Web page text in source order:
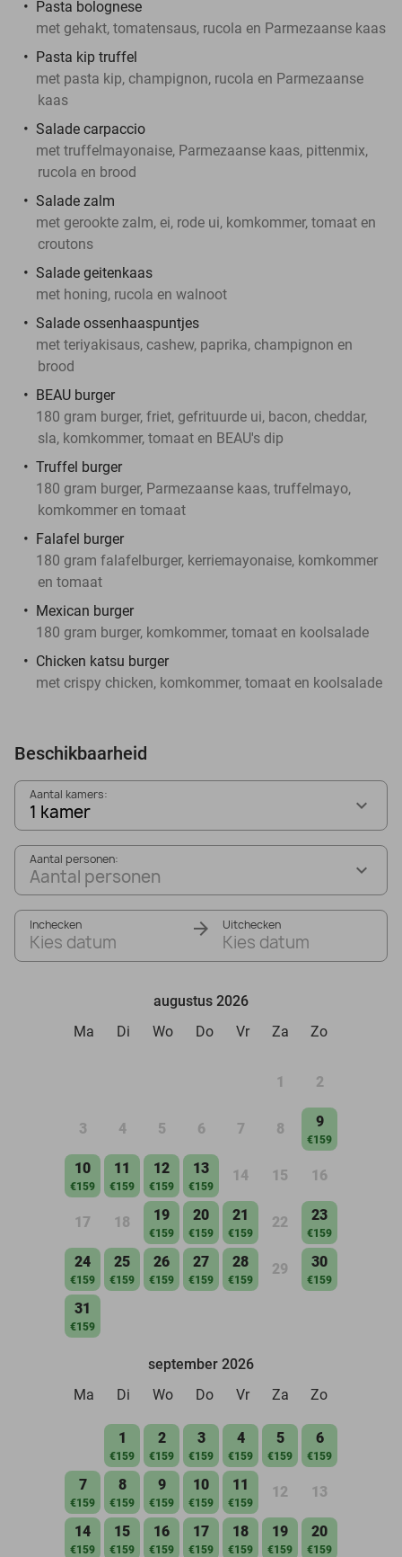
Pasta bolognese
met gehakt, tomatensaus, rucola en Parmezaanse kaas
Pasta kip truffel
met pasta kip, champignon, rucola en Parmezaanse
kaas
Salade carpaccio
met truffelmayonaise, Parmezaanse kaas, pittenmix,
rucola en brood
Salade zalm
met gerookte zalm, ei, rode ui, komkommer, tomaat en
croutons
Salade geitenkaas
met honing, rucola en walnoot
Salade ossenhaaspuntjes
met teriyakisaus, cashew, paprika, champignon en
brood
BEAU burger
180 gram burger, friet, gefrituurde ui, bacon, cheddar,
sla, komkommer, tomaat en BEAU's dip
Truffel burger
180 gram burger, Parmezaanse kaas, truffelmayo,
komkommer en tomaat
Falafel burger
180 gram falafelburger, kerriemayonaise, komkommer
en tomaat
Mexican burger
180 gram burger, komkommer, tomaat en koolsalade
Chicken katsu burger
met crispy chicken, komkommer, tomaat en koolsalade
Beschikbaarheid
Aantal kamers:
1 kamer
Aantal personen:
Aantal personen
Inchecken
Kies datum
Uitchecken
Kies datum
augustus 2026
Ma
Di Wo Do Vr Za Zo
1 2
3 4 5 6 7 8 9
€159
10
€159
11
€159
12
€159
13
€159
14 15 16
17 18 19
€159
20
€159
21
€159
22 23
€159
24
€159
25
€159
26
€159
27
€159
28
€159
29 30
€159
31
€159
september 2026
Ma
Di Wo Do Vr Za Zo
1
€159
2
€159
3
€159
4
€159
5
€159
6
€159
7
€159
8
€159
9
€159
10
€159
11
€159
12 13
14
€159
15
€159
16
€159
17
€159
18
€159
19
€159
20
€159